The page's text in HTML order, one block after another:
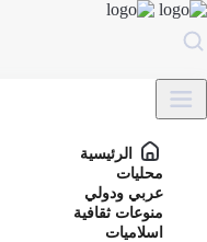
الرئيسية
محليات
عربي ودولي
منوعات ثقافية
اسلاميات